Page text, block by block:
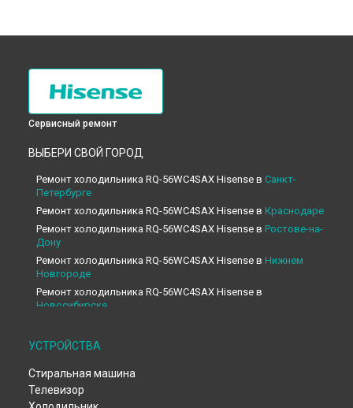
Сервисный ремонт
ВЫБЕРИ СВОЙ ГОРОД
Ремонт холодильника RQ-56WC4SAX Hisense в Санкт-
Петербурге
Ремонт холодильника RQ-56WC4SAX Hisense в Краснодаре
Ремонт холодильника RQ-56WC4SAX Hisense в Ростове-на-
Дону
Ремонт холодильника RQ-56WC4SAX Hisense в Нижнем
Новгороде
Ремонт холодильника RQ-56WC4SAX Hisense в
Новосибирске
Ремонт холодильника RQ-56WC4SAX Hisense в
Ремонт холодильника RQ-56WC4SAX Hisense в
Ремонт холодильника RQ-56WC4SAX Hisense в
УСТРОЙСТВА
Стиральная машина
Телевизор